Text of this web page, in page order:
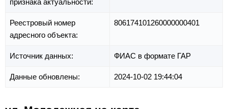
признака актуальности:
Реестровый номер
адресного объекта:
806174101260000000401
Источник данных: ФИАС в формате ГАР
Данные обновлены: 2024-10-02 19:44:04